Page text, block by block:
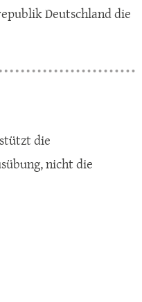
Deutschland die
die
nicht die